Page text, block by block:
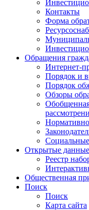
Контакты
Форма
Обращения
Интернет-
Порядок и
Порядок
Обзоры
Открытые данные
Реестр
Общественная
Поиск
Поиск
Карта сайта